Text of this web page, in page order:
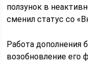
ползунок в
сменил статус со
Работа дополнения
возобновление его